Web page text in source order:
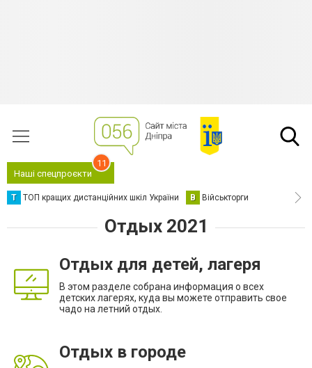
Наші спецпроєкти
11
Т ТОП кращих дистанційних шкіл України В Військторги
Отдых 2021
Отдых для детей, лагеря
В этом разделе собрана информация о всех
детских лагерях, куда вы можете отправить свое
чадо на летний отдых.
Отдых в городе